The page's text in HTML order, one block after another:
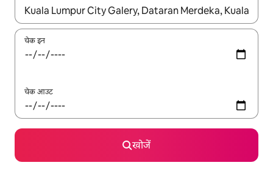
नतीजों के उपलब्ध होने पर, अप और डाउन 'ऐरो की' का इस्तेमाल करके नेविगेट
चेक इन
चेक आउट
खोजें